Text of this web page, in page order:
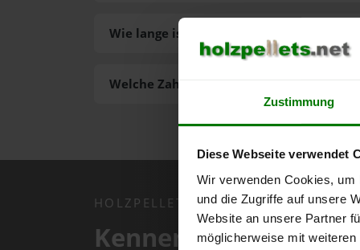
Zustimmung
Diese Webseite verwendet
Wir verwenden Cookies,
und die Zugriffe auf unsere
Website an unsere Partner
möglicherweise mit
Welche Zahlungsarten gibt es?
Wie lange ist die Lieferzeit der Pellets?
HOLZPELLETS.NET APP
Kennen Sie schon